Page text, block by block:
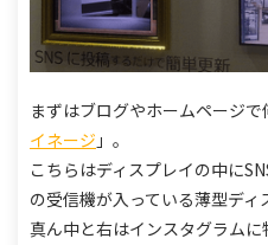
まずはブログやホームページ
イネージ 」。
こちらはディスプレイの中に
の受信機が入っている薄型ディ
真ん中と右はインスタグラム